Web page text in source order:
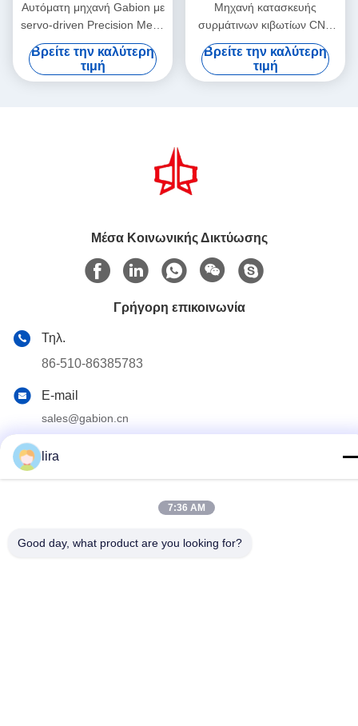
Αυτόματη μηχανή Gabion με
servo-driven Precision Mesh
Maker 5,3m μέγιστο πλάτος
Βρείτε την καλύτερη
τιμή
Μηχανή κατασκευής
συρμάτινων κιβωτίων CNC
υψηλής απόδοσης Jinlida:
Τέλειος συνδυασμός
γρήγορης παραγωγής και
Βρείτε την καλύτερη
τιμή
Μέσα Κοινωνικής Δικτύωσης
Γρήγορη επικοινωνία
Τηλ.
86-510-86385783
E-mail
sales@gabion.cn
επαρχία Jiangsu, Κίνα
lira
7:36 AM
Good day, what product are you looking for?